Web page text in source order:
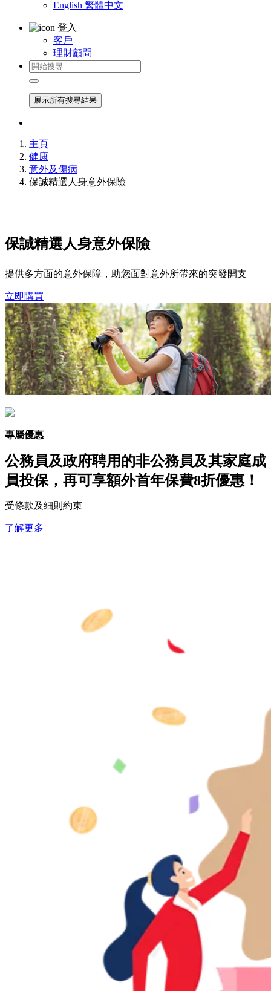
English 繁體中文
登入
客戶
理財顧問
展示所有搜尋結果
主頁
健康
意外及傷病
保誠精選人身意外保險
保誠精選人身意外保險
提供多方面的意外保障，助您面對意外所帶來的突發開支
立即購買
專屬優惠
公務員及政府聘用的非公務員及其家庭成
員投保，再可享額外首年保費8折優惠！
受條款及細則約束
了解更多